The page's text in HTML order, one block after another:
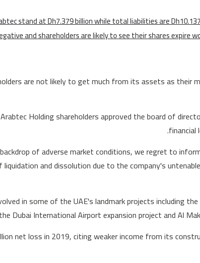
stand at Dh7.379 billion while total liabilities are
and shareholders are likely to see their shares expire
are not likely to get much from its assets as their
Holding shareholders approved the board of
of adverse market conditions, we regret to
and dissolution due to the company's
in some of the UAE's landmark projects including
Dubai International Airport expansion project and Al
net loss in 2019, citing weaker income from its